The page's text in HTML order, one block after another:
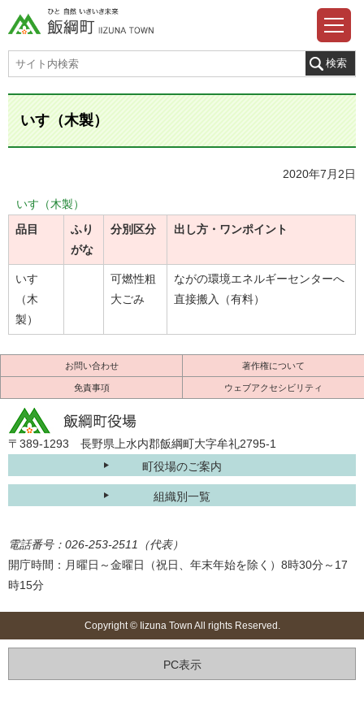
いす（木製）
2020年7月2日
いす（木製）
品目
ふり
がな
分別区分 出し方・ワンポイント
いす
（木
製）
可燃性粗
大ごみ
ながの環境エネルギーセンターへ
直接搬入（有料）
お問い合わせ 著作権について
免責事項 ウェブアクセシビリティ
〒389-1293 長野県上水内郡飯綱町大字牟礼2795-1
町役場のご案内
組織別一覧
電話番号：026-253-2511（代表）
開庁時間：月曜日～金曜日（祝日、年末年始を除く）8時30分～17
時15分
Copyright © Iizuna Town All rights Reserved.
PC表示